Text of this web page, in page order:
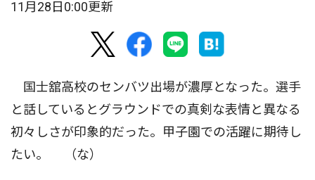
11月28日0:00更新
国士舘高校のセンバツ出場が濃厚となった。選手
と話しているとグラウンドでの真剣な表情と異なる
初々しさが印象的だった。甲子園での活躍に期待し
たい。 （な）